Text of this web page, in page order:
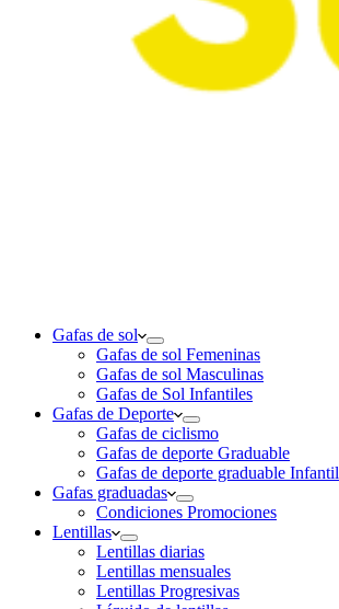
Gafas de sol
Gafas de sol Femeninas
Gafas de sol Masculinas
Gafas de Sol Infantiles
Gafas de Deporte
Gafas de ciclismo
Gafas de deporte Graduable
Gafas de deporte graduable Infantil
Gafas graduadas
Condiciones Promociones
Lentillas
Lentillas diarias
Lentillas mensuales
Lentillas Progresivas